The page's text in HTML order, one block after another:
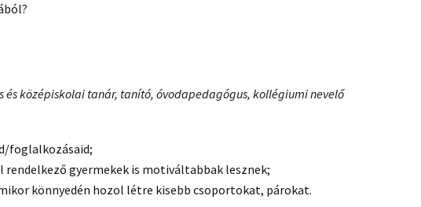
és középiskolai tanár, tanító, óvodapedagógus, kollégiumi nevelő
foglalkozásaid;
rendelkező gyermekek is motiváltabbak lesznek;
könnyedén hozol létre kisebb csoportokat, párokat.